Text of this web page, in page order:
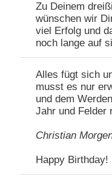
Zu Deinem
wünschen wir
viel Erfolg und
noch lange auf
Alles fügt sich
musst es nur
und dem
Jahr und Felder
Christian
Happy Birthday!